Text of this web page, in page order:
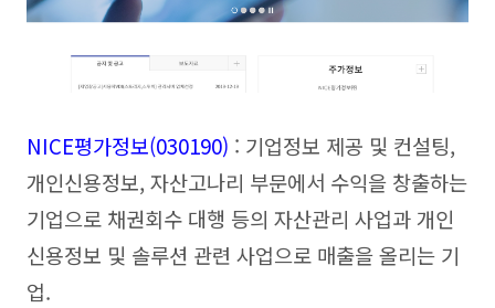
NICE평가정보(030190) : 기업정보 제공 및 컨설팅,
개인신용정보, 자산고나리 부문에서 수익을 창출하는
기업으로 채권회수 대행 등의 자산관리 사업과 개인
신용정보 및 솔루션 관련 사업으로 매출을 올리는 기
업.